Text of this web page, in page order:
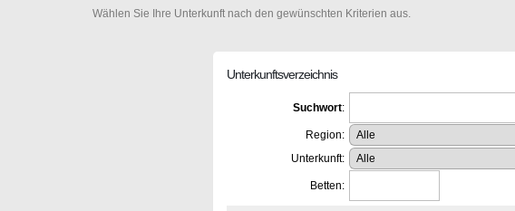
Wählen Sie Ihre Unterkunft nach den gewünschten Kriterien aus.
Unterkunftsverzeichnis
Suchwort:
Region:
Unterkunft:
Betten: